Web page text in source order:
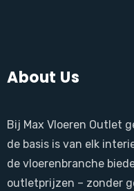
About Us
Bij Max Vloeren Outlet
de basis is van elk
de vloerenbranche
outletprijzen – zonder